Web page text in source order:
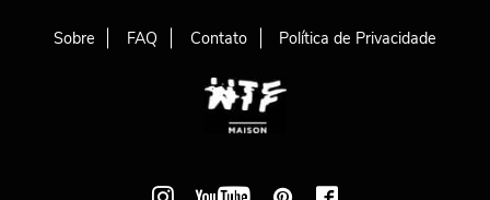
Sobre FAQ Contato Política de Privacidade